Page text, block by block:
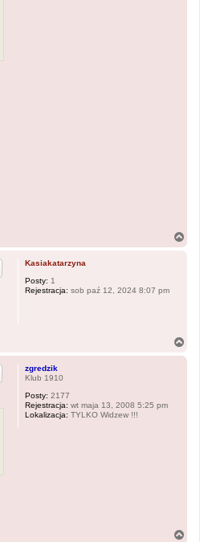
Kasiakatarzyna
Posty: 1
Rejestracja: sob paź 12, 2024 8:07 pm
zgredzik
Klub 1910
Posty: 2177
Rejestracja: wt maja 13, 2008 5:25 pm
Lokalizacja: TYLKO Widzew !!!